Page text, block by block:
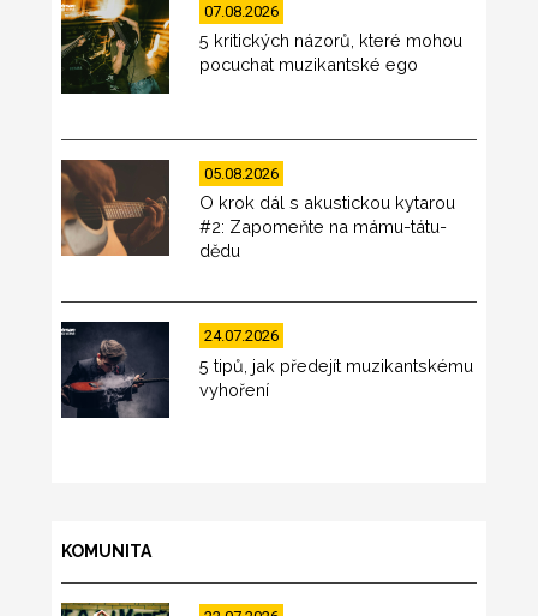
07.08.2026
5 kritických názorů, které mohou
pocuchat muzikantské ego
05.08.2026
O krok dál s akustickou kytarou
#2: Zapomeňte na mámu-tátu-
dědu
24.07.2026
5 tipů, jak předejít muzikantskému
vyhoření
KOMUNITA